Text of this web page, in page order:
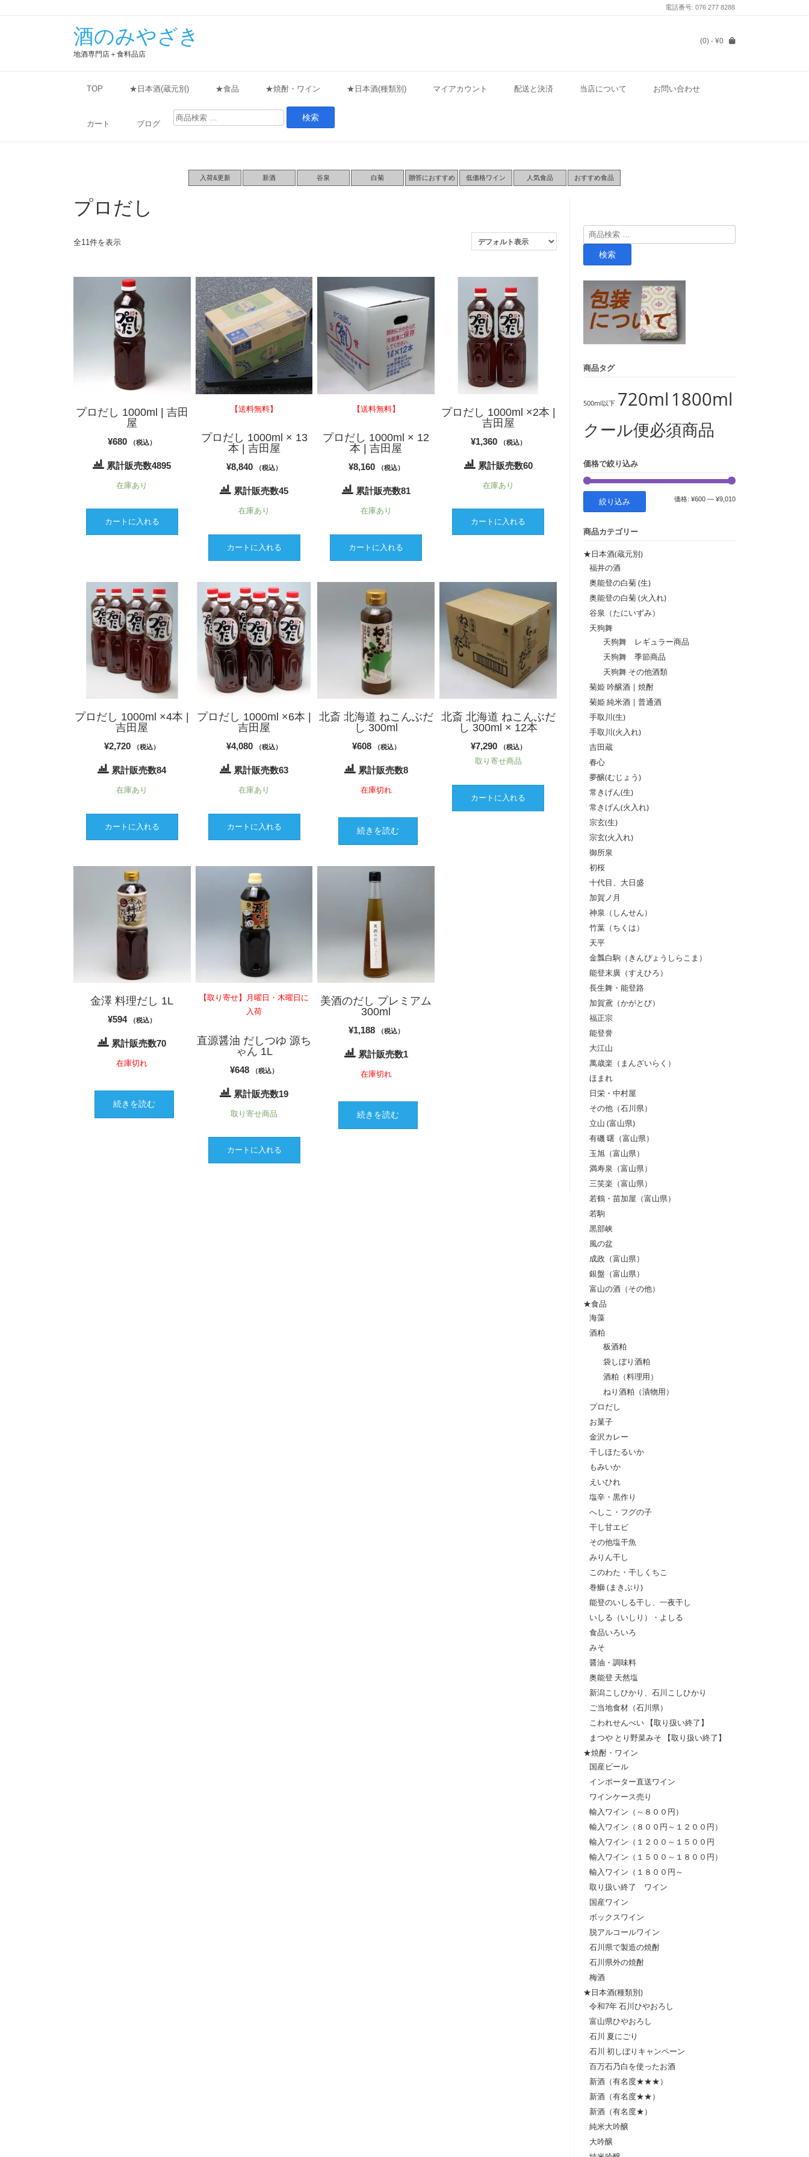
電話番号: 076 277 8288
酒のみやざき
地酒専門店＋食料品店
(0) - ¥0
TOP ★日本酒(蔵元別) ★食品 ★焼酎・ワイン ★日本酒(種類別) マイアカウント 配送と決済 当店について お問い合わせ
カート ブログ
検
索
入荷&更新 新酒 谷泉 白菊 贈答におすすめ 低価格ワイン 人気食品 おすすめ食品
プロだし
全11件を表示
プロだし 1000ml | 吉田
屋
¥680 （税込）
累計販売数4895
在庫あり
カートに入れる
【送料無料】
プロだし 1000ml × 13
本 | 吉田屋
¥8,840 （税込）
累計販売数45
在庫あり
カートに入れる
【送料無料】
プロだし 1000ml × 12
本 | 吉田屋
¥8,160 （税込）
累計販売数81
在庫あり
カートに入れる
プロだし 1000ml ×2本 |
吉田屋
¥1,360 （税込）
累計販売数60
在庫あり
カートに入れる
プロだし 1000ml ×4本 |
吉田屋
¥2,720 （税込）
累計販売数84
在庫あり
カートに入れる
プロだし 1000ml ×6本 |
吉田屋
¥4,080 （税込）
累計販売数63
在庫あり
カートに入れる
北斎 北海道 ねこんぶだ
し 300ml
¥608 （税込）
累計販売数8
在庫切れ
続きを読む
北斎 北海道 ねこんぶだ
し 300ml × 12本
¥7,290 （税込）
取り寄せ商品
カートに入れる
金澤 料理だし 1L
¥594 （税込）
累計販売数70
在庫切れ
続きを読む
【取り寄せ】月曜日・木曜日に
入荷
直源醤油 だしつゆ 源ち
ゃん 1L
¥648 （税込）
累計販売数19
取り寄せ商品
カートに入れる
美酒のだし プレミアム
300ml
¥1,188 （税込）
累計販売数1
在庫切れ
続きを読む
検
索
検索
商品タグ
500ml以下 720ml 1800ml
クール便必須商品
価格で絞り込み
最
最
絞り込み 価格: ¥600 — ¥9,010
商品カテゴリー
★日本酒(蔵元別)
福井の酒
奥能登の白菊 (生)
奥能登の白菊 (火入れ)
谷泉（たにいずみ）
天狗舞
天狗舞 レギュラー商品
天狗舞 季節商品
天狗舞 その他酒類
菊姫 吟醸酒 | 焼酎
菊姫 純米酒 | 普通酒
手取川(生)
手取川(火入れ)
吉田蔵
春心
夢醸(むじょう)
常きげん(生)
常きげん(火入れ)
宗玄(生)
宗玄(火入れ)
御所泉
初桜
十代目、大日盛
加賀ノ月
神泉（しんせん）
竹葉（ちくは）
天平
金瓢白駒（きんぴょうしらこま）
能登末廣（すえひろ）
長生舞・能登路
加賀鳶（かがとび）
福正宗
能登誉
大江山
萬歳楽（まんざいらく）
ほまれ
日栄・中村屋
その他（石川県）
立山 (富山県)
有磯 曙（富山県）
玉旭（富山県）
満寿泉（富山県）
三笑楽（富山県）
若鶴・苗加屋（富山県）
若駒
黒部峡
風の盆
成政（富山県）
銀盤（富山県）
富山の酒（その他）
★食品
海藻
酒粕
板酒粕
袋しぼり酒粕
酒粕（料理用）
ねり酒粕（漬物用）
プロだし
お菓子
金沢カレー
干しほたるいか
もみいか
えいひれ
塩辛・黒作り
へしこ・フグの子
干し甘エビ
その他塩干魚
みりん干し
このわた・干しくちこ
巻鰤 (まきぶり)
能登のいしる干し、一夜干し
いしる（いしり）・よしる
食品いろいろ
みそ
醤油・調味料
奥能登 天然塩
新潟こしひかり、石川こしひかり
ご当地食材（石川県）
こわれせんべい 【取り扱い終了】
まつや とり野菜みそ 【取り扱い終了】
★焼酎・ワイン
国産ビール
インポーター直送ワイン
ワインケース売り
輸入ワイン（～８００円）
輸入ワイン（８００円～１２００円）
輸入ワイン（１２００～１５００円
輸入ワイン（１５００～１８００円）
輸入ワイン（１８００円～
取り扱い終了 ワイン
国産ワイン
ボックスワイン
脱アルコールワイン
石川県で製造の焼酎
石川県外の焼酎
梅酒
★日本酒(種類別)
令和7年 石川ひやおろし
富山県ひやおろし
石川 夏にごり
石川 初しぼりキャンペーン
百万石乃白を使ったお酒
新酒（有名度★★★）
新酒（有名度★★）
新酒（有名度★）
純米大吟醸
大吟醸